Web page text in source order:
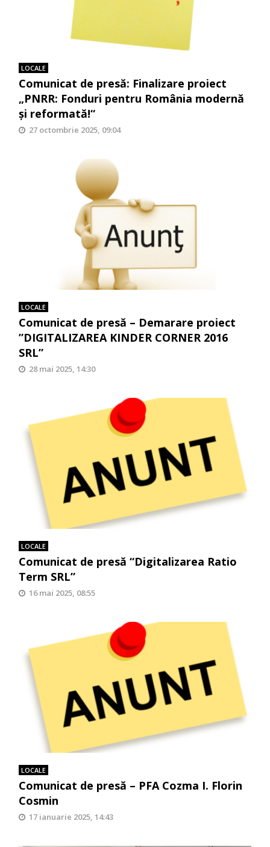
LOCALE
Comunicat de presă: Finalizare proiect
„PNRR: Fonduri pentru România modernă
și reformată!“
27 octombrie 2025, 09:04
LOCALE
Comunicat de presă – Demarare proiect
”DIGITALIZAREA KINDER CORNER 2016
SRL”
28 mai 2025, 14:30
LOCALE
Comunicat de presă “Digitalizarea Ratio
Term SRL”
16 mai 2025, 08:55
LOCALE
Comunicat de presă – PFA Cozma I. Florin
Cosmin
17 ianuarie 2025, 14:43